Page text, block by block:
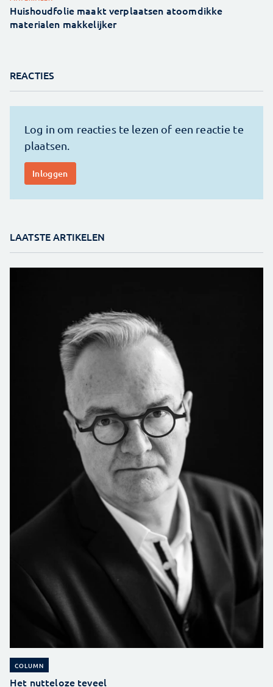
Huishoudfolie maakt verplaatsen atoomdikke
materialen makkelijker
REACTIES
LAATSTE ARTIKELEN
COLUMN
Het nutteloze teveel